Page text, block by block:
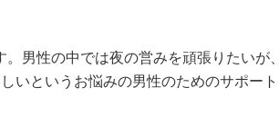
男性の中では夜の営みを頑張りたいが、
いというお悩みの男性のためのサポート